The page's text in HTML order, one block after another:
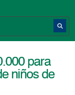
para
niños de